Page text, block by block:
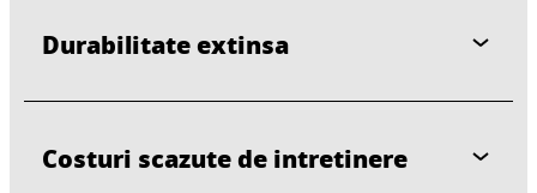
Durabilitate extinsa
Costuri scazute de intretinere